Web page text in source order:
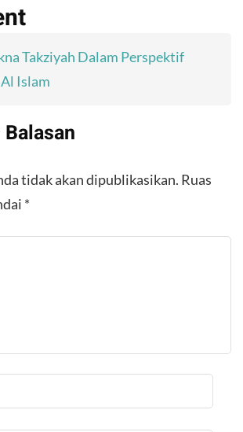
Takziyah Dalam Perspektif
Islam
tidak akan dipublikasikan. Ruas
*